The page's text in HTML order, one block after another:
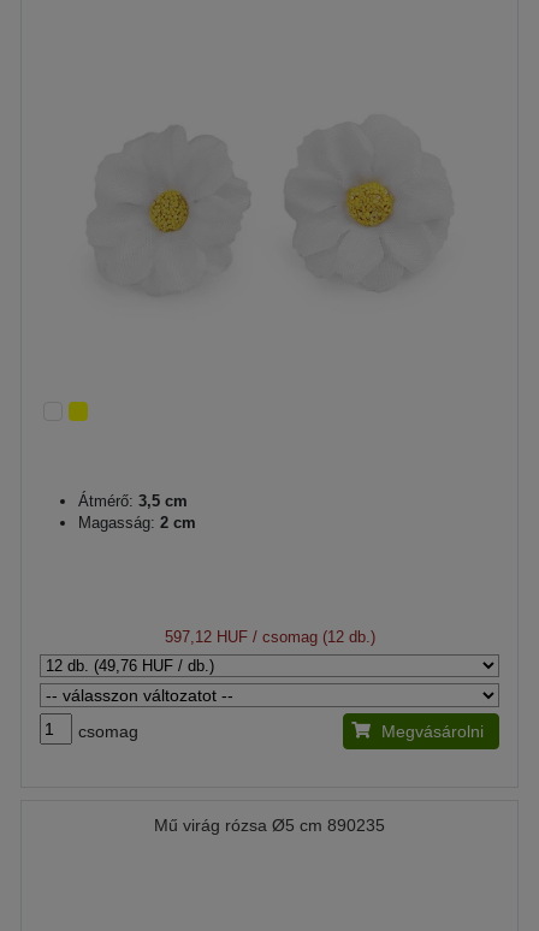
Átmérő: 3,5 cm
Magasság: 2 cm
597,12 HUF/ csomag (12 db.)
csomag Megvásárolni
Mű virág rózsa Ø5 cm 890235